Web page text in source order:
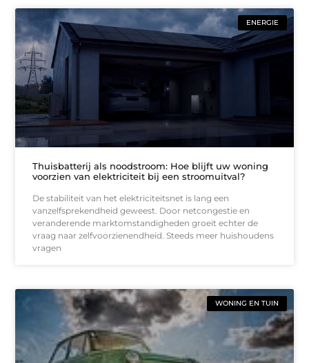
ENERGIE
Thuisbatterij als noodstroom: Hoe blijft uw woning
voorzien van elektriciteit bij een stroomuitval?
De stabiliteit van het elektriciteitsnet is lang een
vanzelfsprekendheid geweest. Door netcongestie en
veranderende marktomstandigheden groeit echter de
vraag naar zelfvoorzienendheid. Steeds meer huishoudens
vragen
WONING EN TUIN